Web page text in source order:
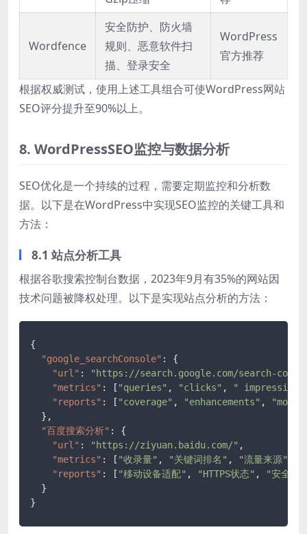
Wordfence
安全防护、防火墙
规则、恶意软件扫
描、登录安全
WordPress
官方推荐
根据权威测试，使用上述工具组合可使WordPress网站
SEO评分提升至90%以上。
8. WordPressSEO监控与数据分析
SEO优化是一个持续的过程，需要定期监控和分析数
据。以下是在WordPress中实现SEO监控的关键工具和
方法：
8.1 站点分析工具
根据谷歌搜索控制台数据，2023年9月有35%的网站因
技术问题被降权处理。以下是实现站点分析的方法：
{
"google_searchConsole" :
{
"url" :
"https://search.google.com/search-
"metrics" : [ "queries" , "clicks" ,
"
"reports" : [ "coverage" , "enhancements" ,
} ,
"百度搜索分析" :
{
"url" : "https://ziyuan.baidu.com/" ,
"metrics" : [ "收录量" , "关键词排名" , "流量来源"
"reports" : [ "移动设备适配" , "HTTPS状态" ,
"安全状
}
}